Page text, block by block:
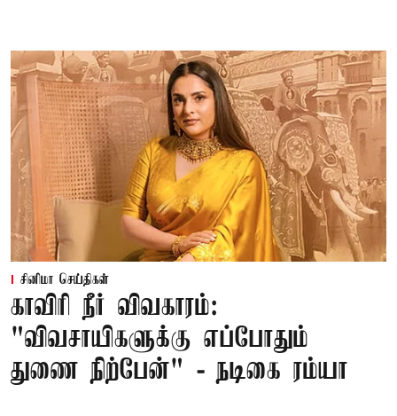
சினிமா செய்திகள்
காவிரி நீர் விவகாரம்:
"விவசாயிகளுக்கு எப்போதும்
துணை நிற்பேன்" - நடிகை ரம்யா